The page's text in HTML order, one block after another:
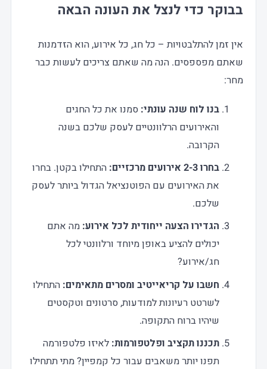
בבוקר כדי לנצל את העונה הבאה
אין זמן להתלבטויות – כל חג, כל אירוע, הוא הזדמנות
שאתם מפספסים. הנה מה שאתם צריכים לעשות כבר
מחר:
בנו לוח שנה עונתי: סמנו את כל החגים
והאירועים הרלוונטיים לעסק שלכם בשנה
הקרובה.
בחרו 2-3 אירועים מרכזיים:
התחילו בקטן. בחרו
את האירועים עם הפוטנציאל הגדול ביותר לעסק
שלכם.
הגדירו הצעה ייחודית לכל אירוע: מה אתם
יכולים להציע באופן מיוחד ורלוונטי לכל
חג/אירוע?
חשבו על קריאייטיב ומסרים מתאימים: התחילו
לשרטט רעיונות למודעות, סרטונים וטקסטים
שיהיו ברוח התקופה.
תכננו תקציב ופלטפורמות: לאיזו פלטפורמה
תפנו יותר משאבים עבור כל קמפיין? מתי תתחילו